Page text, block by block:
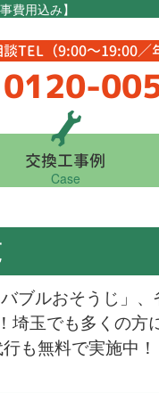
費用込み】
TEL（9:00～19:00／
0120-
交換工事例
Case
ブルおそうじ」、
埼玉でも多くの方
も無料で実施中！